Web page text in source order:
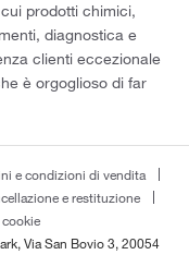
prodotti chimici,
diagnostica e
clienti eccezionale
è orgoglioso di far
e condizioni di vendita
e restituzione
Via San Bovio 3, 20054